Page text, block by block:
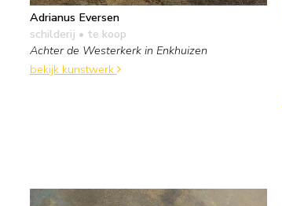
Adrianus Eversen
schilderij • te koop
Achter de Westerkerk in Enkhuizen
bekijk kunstwerk